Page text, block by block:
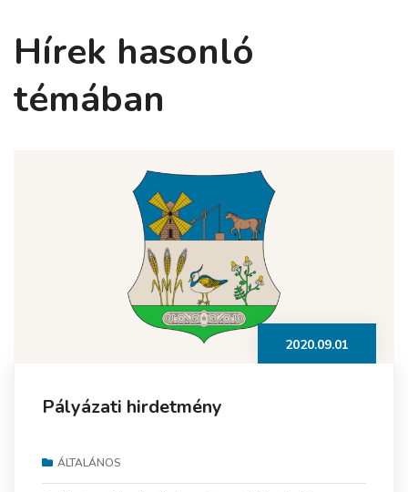
Hírek hasonló
témában
2020.09.01
Pályázati hirdetmény
ÁLTALÁNOS